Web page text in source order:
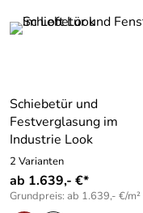
Schiebetür und
Festverglasung im
Industrie Look
2 Varianten
ab 1.639,- €*
Grundpreis: ab 1.639,- €/m²